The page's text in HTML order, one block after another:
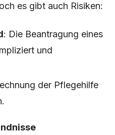
es gibt auch Risiken:
: Die Beantragung eines
und
der Pflegehilfe